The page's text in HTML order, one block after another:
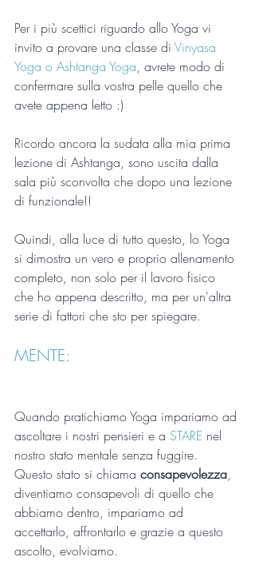
Per i più scettici riguardo allo Yoga vi
invito a provare una classe di Vinyasa
Yoga o Ashtanga Yoga, avrete modo di
confermare sulla vostra pelle quello che
avete appena letto :)
Ricordo ancora la sudata alla mia prima
lezione di Ashtanga, sono uscita dalla
sala più sconvolta che dopo una lezione
di funzionale!!
Quindi, alla luce di tutto questo, lo Yoga
si dimostra un vero e proprio allenamento
completo, non solo per il lavoro fisico
che ho appena descritto, ma per un'altra
serie di fattori che sto per spiegare.
MENTE:
Quando pratichiamo Yoga impariamo ad
ascoltare i nostri pensieri e a STARE nel
nostro stato mentale senza fuggire.
Questo stato si chiama consapevolezza,
diventiamo consapevoli di quello che
abbiamo dentro, impariamo ad
accettarlo, affrontarlo e grazie a questo
ascolto, evolviamo.